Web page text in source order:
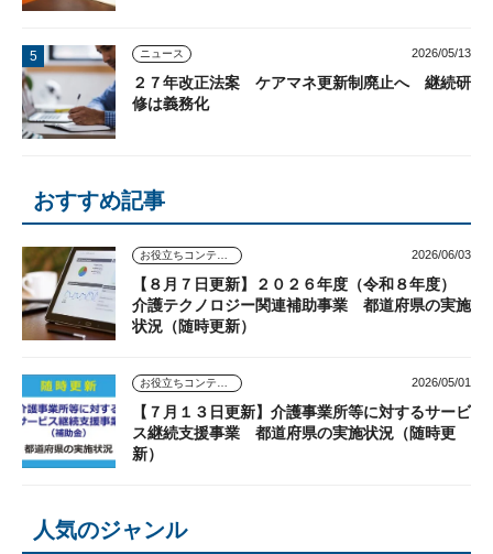
ニュース 2026/05/13
２７年改正法案 ケアマネ更新制廃止へ 継続研
修は義務化
おすすめ記事
お役立ちコンテンツ 2026/06/03
【８月７日更新】２０２６年度（令和８年度）
介護テクノロジー関連補助事業 都道府県の実施
状況（随時更新）
お役立ちコンテンツ 2026/05/01
【７月１３日更新】介護事業所等に対するサービ
ス継続支援事業 都道府県の実施状況（随時更
新）
人気のジャンル